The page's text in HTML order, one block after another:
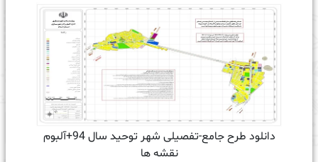
دانلود طرح جامع-تفصیلی شهر توحید سال 94+آلبوم
نقشه ها